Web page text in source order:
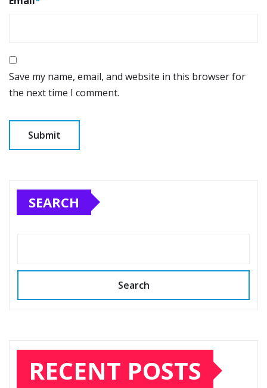
Save my name, email, and website in this browser for
the next time I comment.
SEARCH
Search
RECENT POSTS